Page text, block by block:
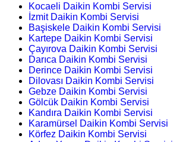
Kocaeli Daikin Kombi Servisi
İzmit Daikin Kombi Servisi
Başiskele Daikin Kombi Servisi
Kartepe Daikin Kombi Servisi
Çayırova Daikin Kombi Servisi
Darıca Daikin Kombi Servisi
Derince Daikin Kombi Servisi
Dilovası Daikin Kombi Servisi
Gebze Daikin Kombi Servisi
Gölcük Daikin Kombi Servisi
Kandıra Daikin Kombi Servisi
Karamürsel Daikin Kombi Servisi
Körfez Daikin Kombi Servisi